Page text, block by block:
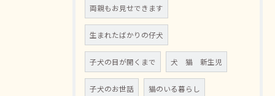
両親もお見せできます
生まれたばかりの仔犬
子犬の目が開くまで 犬 猫 新生児
子犬のお世話 猫のいる暮らし